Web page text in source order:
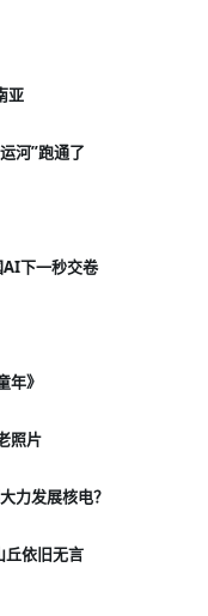
亚
河”跑通了
下一秒交卷
年》
照片
力发展核电？
丘依旧无言